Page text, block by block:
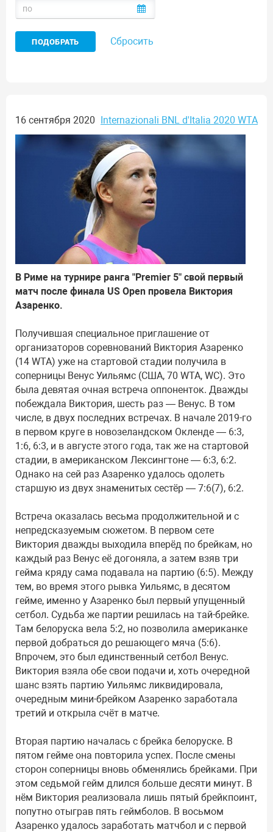
Сбросить
16 сентября 2020 Internazionali BNL d'Italia 2020 WTA
В Риме на турнире ранга "Premier 5" свой первый
матч после финала US Open провела Виктория
Азаренко.
Получившая специальное приглашение от
организаторов соревнований Виктория Азаренко
(14 WTA) уже на стартовой стадии получила в
соперницы Венус Уильямс (США, 70 WTA, WC). Это
была девятая очная встреча оппоненток. Дважды
побеждала Виктория, шесть раз — Венус. В том
числе, в двух последних встречах. В начале 2019-го
в первом круге в новозеландском Окленде — 6:3,
1:6, 6:3, и в августе этого года, так же на стартовой
стадии, в американском Лексингтоне — 6:3, 6:2.
Однако на сей раз Азаренко удалось одолеть
старшую из двух знаменитых сестёр — 7:6(7), 6:2.
Встреча оказалась весьма продолжительной и с
непредсказуемым сюжетом. В первом сете
Виктория дважды выходила вперёд по брейкам, но
каждый раз Венус её догоняла, а затем взяв три
гейма кряду сама подавала на партию (6:5). Между
тем, во время этого рывка Уильямс, в десятом
гейме, именно у Азаренко был первый упущенный
сетбол. Судьба же партии решилась на тай-брейке.
Там белоруска вела 5:2, но позволила американке
первой добраться до решающего мяча (5:6).
Впрочем, это был единственный сетбол Венус.
Виктория взяла обе свои подачи и, хоть очередной
шанс взять партию Уильямс ликвидировала,
очередным мини-брейком Азаренко заработала
третий и открыла счёт в матче.
Вторая партию началась с брейка белоруске. В
пятом гейме она повторила успех. После смены
сторон соперницы вновь обменялись брейками. При
этом седьмой гейм длился больше десяти минут. В
нём Виктория реализовала лишь пятый брейкпоинт,
попутно отыграв пять геймболов. В восьмом
Азаренко удалось заработать матчбол и с первой